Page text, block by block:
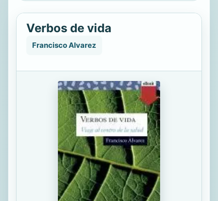
Verbos de vida
Francisco Alvarez